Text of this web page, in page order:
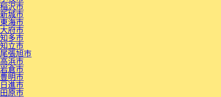
稲沢市
新城市
東海市
大府市
知多市
知立市
尾張旭市
高浜市
岩倉市
豊明市
日進市
田原市